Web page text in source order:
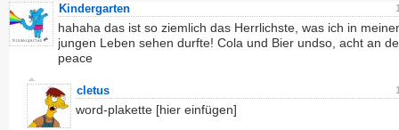
Kindergarten
hahaha das ist so ziemlich das Herrlichste, was ich in
jungen Leben sehen durfte! Cola und Bier undso, acht an
peace
cletus
word-plakette [hier einfügen]